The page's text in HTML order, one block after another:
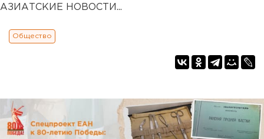
АЗИАТСКИЕ НОВОСТИ...
Общество